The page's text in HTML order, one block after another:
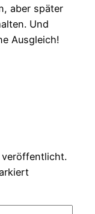
aber später
Und
Ausgleich!